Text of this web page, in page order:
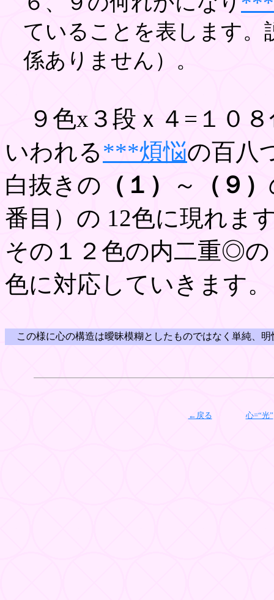
ていることを表します。
係ありません）。
９色x３段ｘ４=１０
いわれる***煩悩の百八
白抜きの （１） ～ （９）
番目）の 12色に現れま
その１２色の内二重◎の
色に対応していきます。
この様に心の構造は曖昧模糊としたものではなく単純、
←戻る 心=“光”